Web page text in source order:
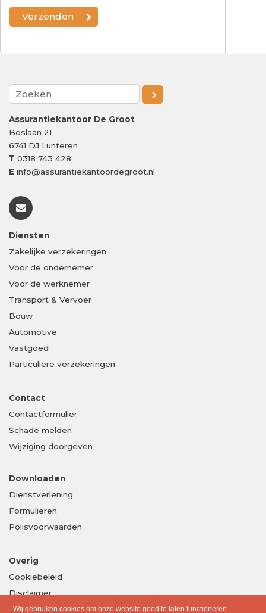
Wij gebruiken cookies om onze website goed te laten functioneren.
Assurantiekantoor De Groot
Boslaan 21
6741 DJ Lunteren
T 0318 743 428
E info@assurantiekantoordegroot.nl
Diensten
Zakelijke verzekeringen
Voor de ondernemer
Voor de werknemer
Transport & Vervoer
Bouw
Automotive
Vastgoed
Particuliere verzekeringen
Contact
Contactformulier
Schade melden
Wijziging doorgeven
Downloaden
Dienstverlening
Formulieren
Polisvoorwaarden
Overig
Cookiebeleid
Disclaimer
Privacy